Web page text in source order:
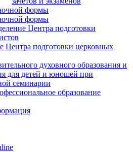
формы
формы
Центра подготовки
Центра подготовки церковных
духовного образования и
для детей и юношей при
семинарии
образование